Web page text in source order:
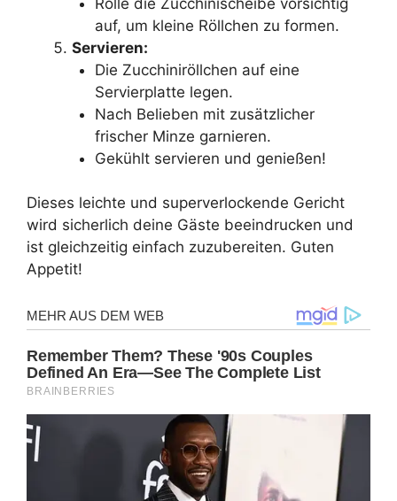
auf, um kleine Röllchen zu formen.
Servieren:
Die Zucchiniröllchen auf eine
Servierplatte legen.
Nach Belieben mit zusätzlicher
frischer Minze garnieren.
Gekühlt servieren und genießen!
Dieses leichte und superverlockende Gericht
wird sicherlich deine Gäste beeindrucken und
ist gleichzeitig einfach zuzubereiten. Guten
Appetit!